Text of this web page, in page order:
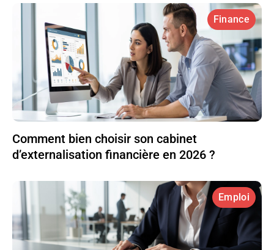
Finance
Comment bien choisir son cabinet
d’externalisation financière en 2026 ?
Emploi